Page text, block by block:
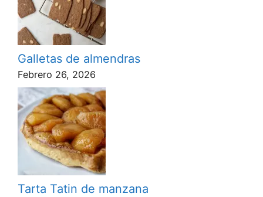
Galletas de almendras
Febrero 26, 2026
Tarta Tatin de manzana